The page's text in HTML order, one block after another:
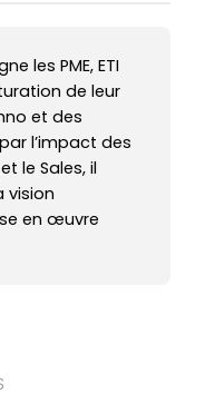
les PME, ETI
de leur
et des
l’impact des
le Sales, il
vision
en œuvre